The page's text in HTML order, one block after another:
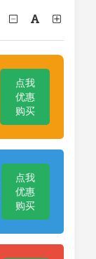
点我
优惠
购买
点我
优惠
购买